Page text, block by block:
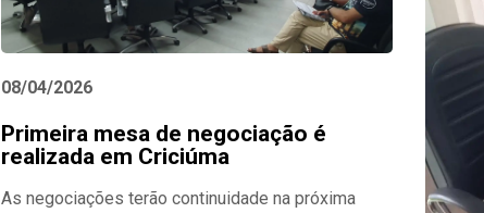
08/04/2026
Primeira mesa de negociação é
realizada em Criciúma
As negociações terão continuidade na próxima